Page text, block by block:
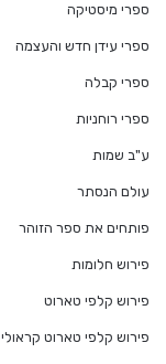
ספרי מיסטיקה
ספרי עידן חדש והעצמה
ספרי קבלה
ספרי רוחניות
ע"ב שמות
עולם הנסתר
פותחים את ספר הזוהר
פירוש חלומות
פירוש קלפי טארוט
פירוש קלפי טארוט קראולי